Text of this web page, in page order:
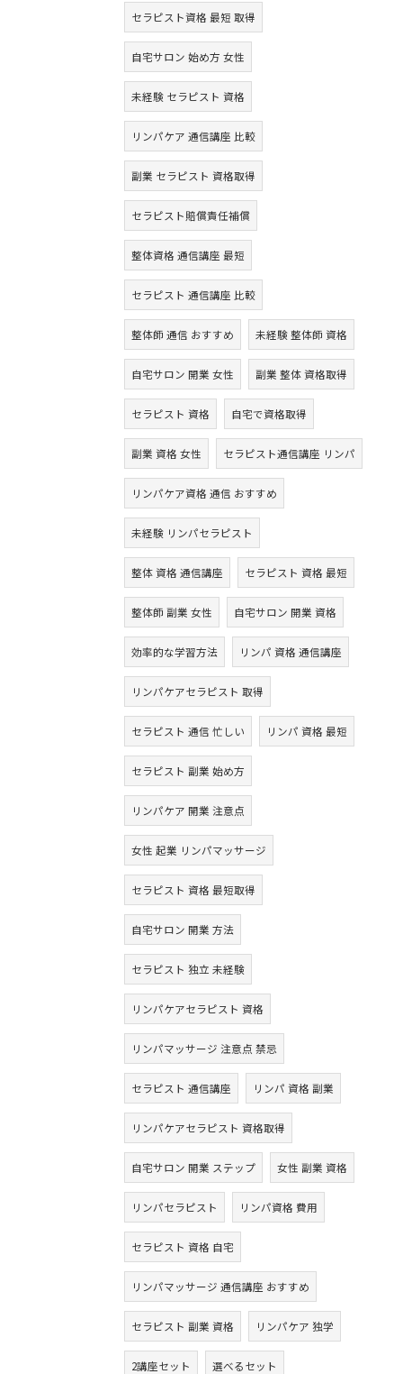
セラピスト資格 最短 取得
自宅サロン 始め方 女性
未経験 セラピスト 資格
リンパケア 通信講座 比較
副業 セラピスト 資格取得
セラピスト賠償責任補償
整体資格 通信講座 最短
セラピスト 通信講座 比較
整体師 通信 おすすめ 未経験 整体師 資格
自宅サロン 開業 女性 副業 整体 資格取得
セラピスト 資格 自宅で資格取得
副業 資格 女性 セラピスト通信講座 リンパ
リンパケア資格 通信 おすすめ
未経験 リンパセラピスト
整体 資格 通信講座 セラピスト 資格 最短
整体師 副業 女性 自宅サロン 開業 資格
効率的な学習方法 リンパ 資格 通信講座
リンパケアセラピスト 取得
セラピスト 通信 忙しい リンパ 資格 最短
セラピスト 副業 始め方
リンパケア 開業 注意点
女性 起業 リンパマッサージ
セラピスト 資格 最短取得
自宅サロン 開業 方法
セラピスト 独立 未経験
リンパケアセラピスト 資格
リンパマッサージ 注意点 禁忌
セラピスト 通信講座 リンパ 資格 副業
リンパケアセラピスト 資格取得
自宅サロン 開業 ステップ 女性 副業 資格
リンパセラピスト リンパ資格 費用
セラピスト 資格 自宅
リンパマッサージ 通信講座 おすすめ
セラピスト 副業 資格 リンパケア 独学
2講座セット 選べるセット